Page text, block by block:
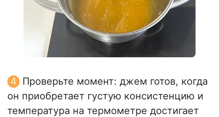
Проверьте момент: джем готов, когда
он приобретает густую консистенцию и
температура на термометре достигает